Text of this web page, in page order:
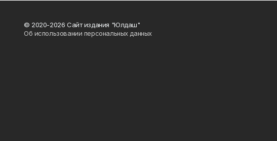
© 2020-2026 Сайт издания "Юлдаш"
Об использовании персональных данных